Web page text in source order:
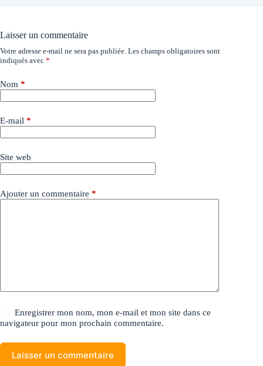
Laisser un commentaire
Votre adresse e-mail ne sera pas publiée. Les champs obligatoires sont
indiqués avec *
Nom *
E-mail *
Site web
Ajouter un commentaire *
Enregistrer mon nom, mon e-mail et mon site dans ce
navigateur pour mon prochain commentaire.
Laisser un commentaire